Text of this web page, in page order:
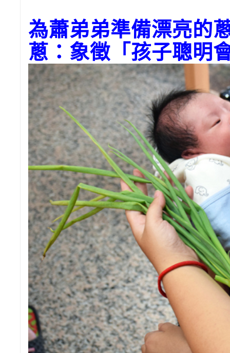
為蕭弟弟準備漂亮的
蔥：象徵「孩子聰明